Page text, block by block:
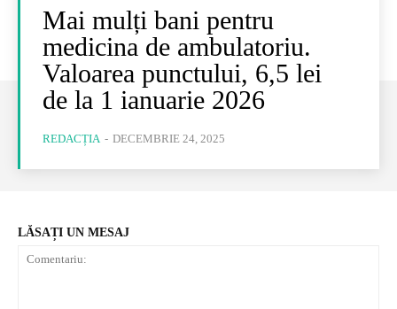
Mai mulți bani pentru
medicina de ambulatoriu.
Valoarea punctului, 6,5 lei
de la 1 ianuarie 2026
REDACȚIA - DECEMBRIE 24, 2025
LĂSAȚI UN MESAJ